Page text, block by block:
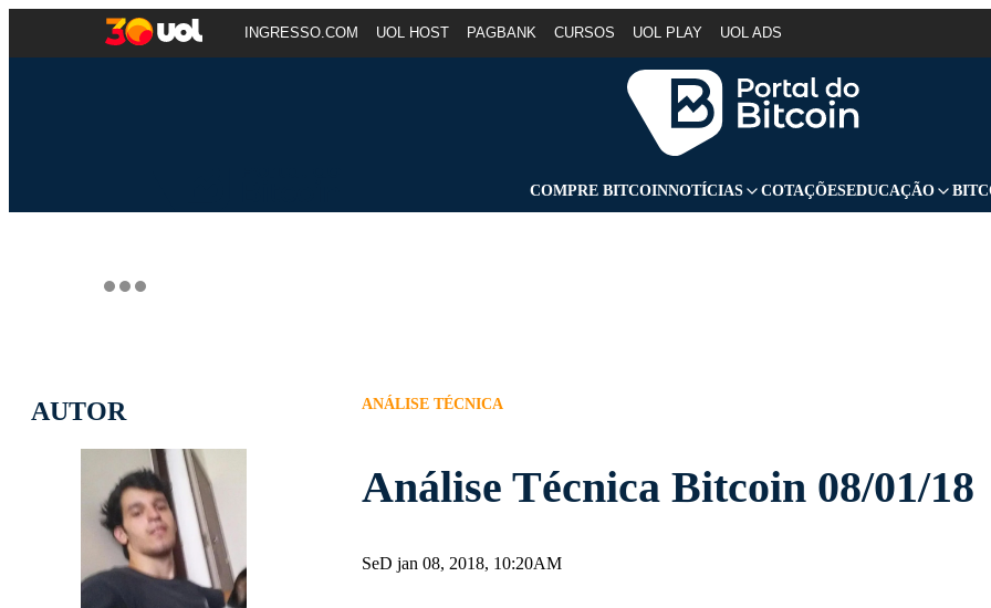
INGRESSO.COM UOL HOST PAGBANK CURSOS UOL PLAY UOL ADS
COMPRE BITCOINNOTÍCIAS COTAÇÕESEDUCAÇÃO
AUTOR ANÁLISE TÉCNICA
Análise Técnica Bitcoin 08/01/18
SeD jan 08, 2018, 10:20AM